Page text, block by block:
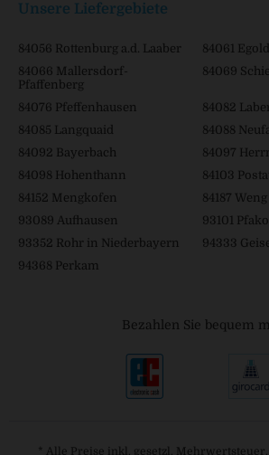
Unsere Liefergebiete
84056 Rottenburg a.d. Laaber
84061
84066 Mallersdorf-
Pfaffenberg
84069
84076 Pfeffenhausen
84082
84085 Langquaid
84088
84092 Bayerbach
84097
84098 Hohenthann
84103
84152 Mengkofen
84187 Weng
93089 Aufhausen
93101
93352 Rohr in Niederbayern
94333
94368 Perkam
Bezahlen Sie bequem
* Alle Preise inkl. gesetzl.